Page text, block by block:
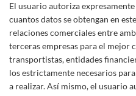
El usuario autoriza
cuantos datos se obtengan en
relaciones comerciales entre
terceras empresas para el mejor
transportistas, entidades
los estrictamente necesarios
a realizar. Así mismo, el usuario